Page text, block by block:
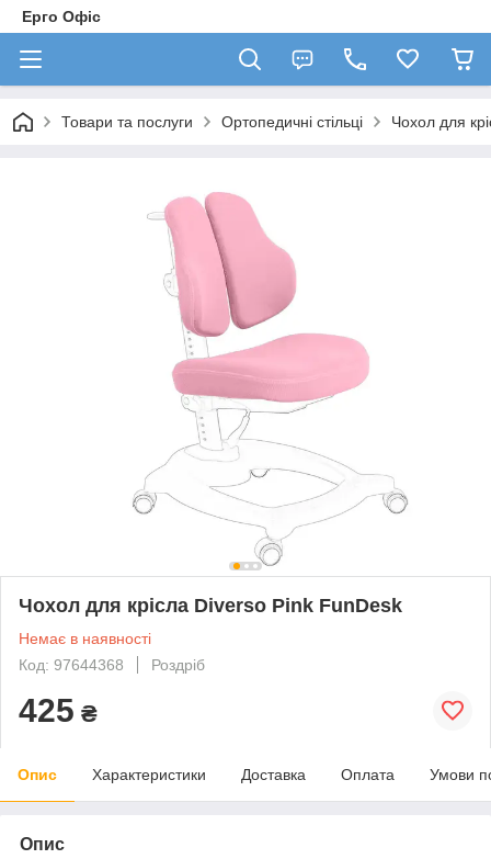
Ерго Офіс
Товари та послуги Ортопедичні стільці Чохол для
Чохол для крісла Diverso Pink FunDesk
Немає в наявності
Код: 97644368
Роздріб
425 ₴
Опис Характеристики Доставка Оплата Умови
Опис